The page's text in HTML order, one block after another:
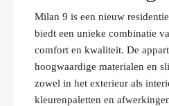
Milan 9 is een nieuw
biedt een unieke combinatie
comfort en kwaliteit. De
hoogwaardige materialen en
zowel in het exterieur als
kleurenpaletten en